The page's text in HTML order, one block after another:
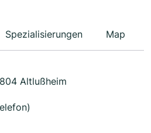
Spezialisierungen Map
Altlußheim